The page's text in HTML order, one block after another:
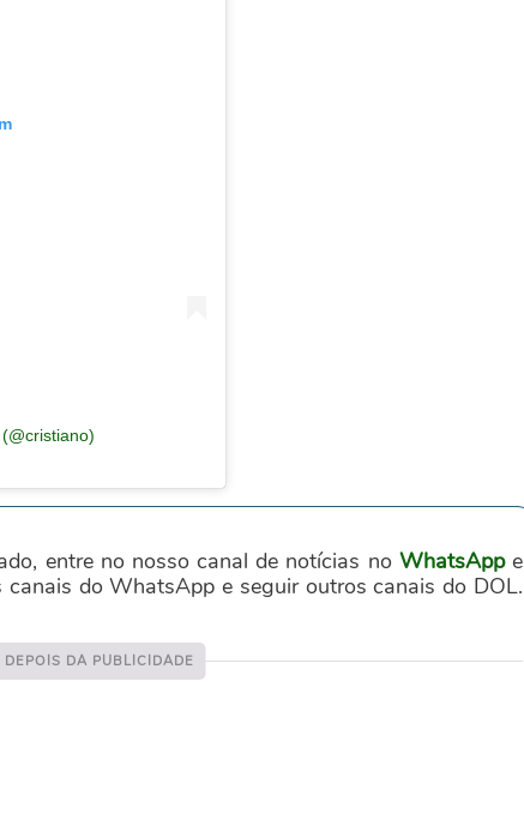
entre no nosso canal de notícias no WhatsAppe
do WhatsApp e seguir outros canais do DOL.